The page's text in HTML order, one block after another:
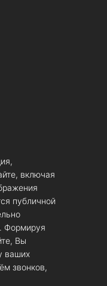
включая
публичной
Формируя
Вы
ваших
звонков,